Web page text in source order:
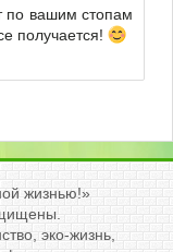
по вашим стопам
получается!
жизнью!»
эко-жизнь,